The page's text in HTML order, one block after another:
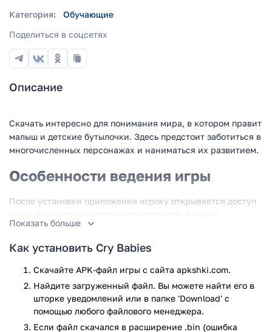
Категория:
Обучающие
Поделиться в соцсетях
Описание
Скачать интересно для понимания мира, в котором правит
малыш и детские бутылочки. Здесь предстоит заботиться в
многочисленных персонажах и наниматься их развитием.
Особенности ведения игры
После установки приложения игроку открывается доступ
исследуется с помощью отдельного персонажа. В их числе:
Лора, Каролина и ее питомец Пикси, с ними в игре
неизведанного тропического острова;
потребуется ухаживать за плачущими младенцами,
потребуется кормить их, переодевать, принимать
душ, помощь нужно будет оказывать Доти, Кони,
Леди, Миа, Элоди, Фиби;
Показать больше
Как установить Cry Babies
Скачайте APK-файл игры с сайта apkshki.com.
Найдите загруженный файл. Вы можете найти его в
шторке уведомлений или в папке 'Download' с
помощью любого файлового менеджера.
Если файл скачался в расширение .bin (ошибка